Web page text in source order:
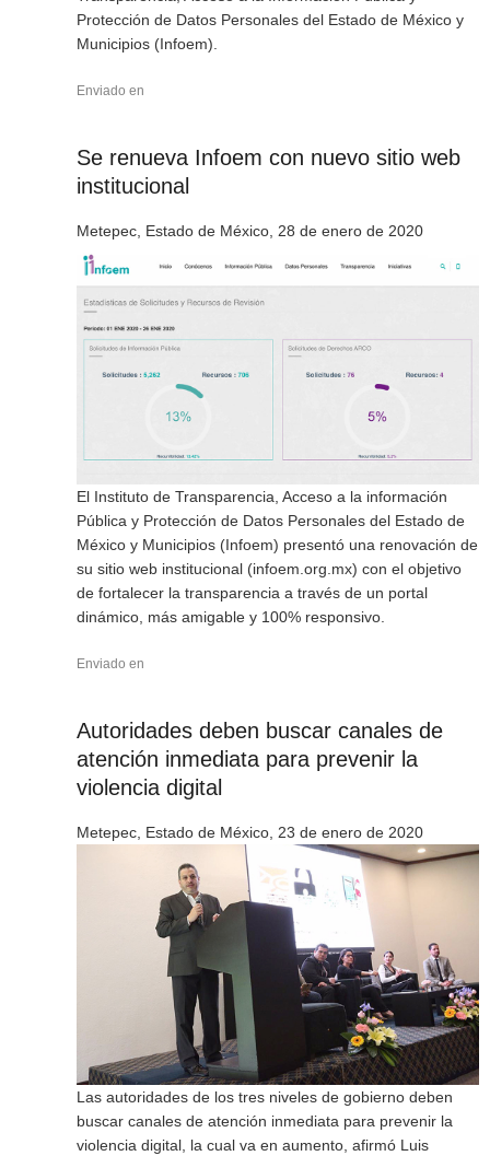
Protección de Datos Personales del Estado de México y
Municipios (Infoem).
Enviado en
Se renueva Infoem con nuevo sitio web
institucional
Metepec, Estado de México, 28 de enero de 2020
El Instituto de Transparencia, Acceso a la información
Pública y Protección de Datos Personales del Estado de
México y Municipios (Infoem) presentó una renovación de
su sitio web institucional (infoem.org.mx) con el objetivo
de fortalecer la transparencia a través de un portal
dinámico, más amigable y 100% responsivo.
Enviado en
Autoridades deben buscar canales de
atención inmediata para prevenir la
violencia digital
Metepec, Estado de México, 23 de enero de 2020
Las autoridades de los tres niveles de gobierno deben
buscar canales de atención inmediata para prevenir la
violencia digital, la cual va en aumento, afirmó Luis